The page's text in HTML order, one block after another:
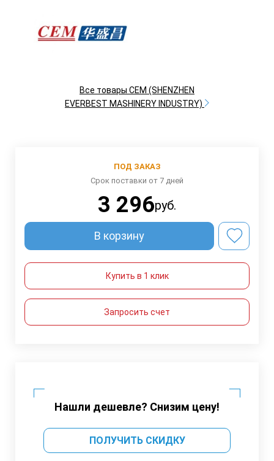
Все товары CEM (SHENZHEN
EVERBEST MASHINERY INDUSTRY)
ПОД ЗАКАЗ
Срок поставки от 7 дней
3 296руб.
В корзину
Купить в 1 клик
Запросить счет
Нашли дешевле? Снизим цену!
ПОЛУЧИТЬ СКИДКУ